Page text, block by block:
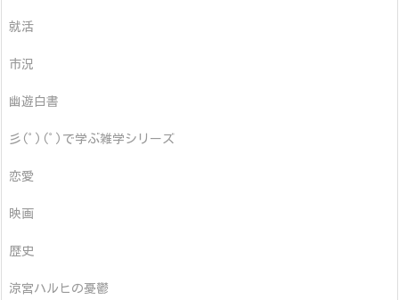
就活
市況
幽遊白書
彡(ﾟ)(ﾟ)で学ぶ雑学シリーズ
恋愛
映画
歴史
涼宮ハルヒの憂鬱